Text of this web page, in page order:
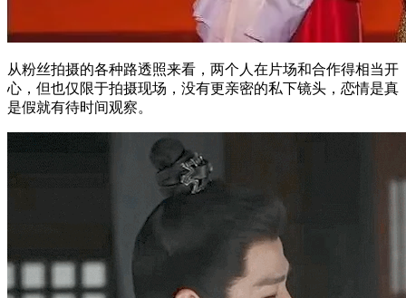
从粉丝拍摄的各种路透照来看，两个人在片场和合作得相当开
心，但也仅限于拍摄现场，没有更亲密的私下镜头，恋情是真
是假就有待时间观察。